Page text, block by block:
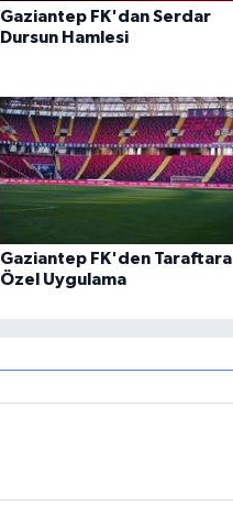
Gaziantep FK'dan Serdar
Dursun Hamlesi
Gaziantep FK'den Taraftara
Özel Uygulama